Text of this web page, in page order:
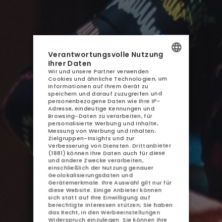
AQUA RESORT
UNTERKUNFT
GASTRONOMIE
AQUAPARK
SPA
ATTRAKTIONEN
GALERIE
KONTAKT
ENGLISH
GERMAN
CZECH
Verantwortungsvolle Nutzung
Ihrer Daten
Wir und unsere Partner verwenden
Cookies und ähnliche Technologien, um
Informationen auf Ihrem Gerät zu
speichern und darauf zuzugreifen und
personenbezogene Daten wie Ihre IP-
Adresse, eindeutige Kennungen und
Browsing-Daten zu verarbeiten, für
personalisierte Werbung und Inhalte,
Messung von Werbung und Inhalten,
Zielgruppen-Insights und zur
Verbesserung von Diensten.Drittanbieter
(1881) können Ihre Daten auch für diese
und andere Zwecke verarbeiten,
einschließlich der Nutzung genauer
Geolokalisierungsdaten und
Gerätemerkmale. Ihre Auswahl gilt nur für
diese Website. Einige Anbieter können
sich statt auf Ihre Einwilligung auf
berechtigte Interessen stützen; Sie haben
das Recht, in denWerbeeinstellungen
Widerspruch einzulegen. Sie können Ihre